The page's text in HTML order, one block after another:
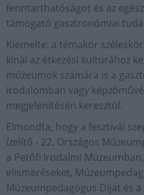
fenntarthatóságot és az
támogató gasztronómiai
Kiemelte: a témakör
kínál az étkezési kultúrához
múzeumok számára is a
irodalomban vagy
megjelenítésén keresztül.
Elmondta, hogy a fesztivál
ízelítő - 22. Országos
a Petőfi Irodalmi
elismeréseket,
Múzeumpedagógus Díjat és